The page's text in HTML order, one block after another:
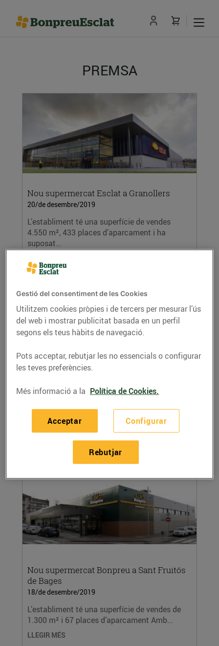
PREMSA
Nou supermercat Esclat a Granollers
20/de desembre/2019
L’establiment té una superfície de vendes
4.550 m², 433 places d’aparcament i ha
suposat...
19/de desembre/2019
Bon Preu ha realitzat una inversió de 21
milions d’euros en la construcció del nou...
LLEGIR MÉS
Nou supermercat Bonpreu a Sant Fruitós
de Bages
18/de desembre/2019
L’establiment té una superfície de vendes de
1.300 m² i 67 places d’aparcament Amb...
LLEGIR MÉS
Gestió del consentiment de les Cookies
Utilitzem cookies pròpies i de tercers per mesurar l’ús
del web i mostrar publicitat basada en un perfil
segons els teus hàbits de navegació.
Pots acceptar, rebutjar les no essencials o configurar
les teves preferències.
Més informació a la Política de Cookies.
Configurar
Rebutjar
Acceptar